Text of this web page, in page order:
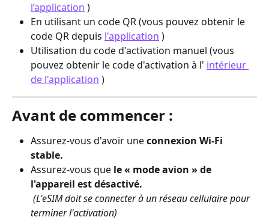
l’application )
En utilisant un code QR (vous pouvez obtenir le
code QR depuis l'application )
Utilisation du code d'activation manuel (vous
pouvez obtenir le code d'activation à l' intérieur
de l'application )
Avant de commencer :
Assurez-vous d'avoir une connexion Wi-Fi
stable.
Assurez-vous que le « mode avion » de
l'appareil est désactivé.
(L'eSIM doit se connecter à un réseau cellulaire pour
terminer l'activation)